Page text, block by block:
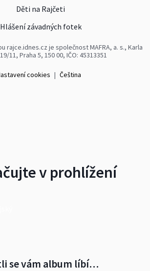
Děti na Rajčeti
Hlášení závadných fotek
rajce.idnes.cz je společnost MAFRA, a. s., Karla
11, Praha 5, 150 00, IČO: 45313351
cookies | Čeština
v prohlížení
se vám album líbí…